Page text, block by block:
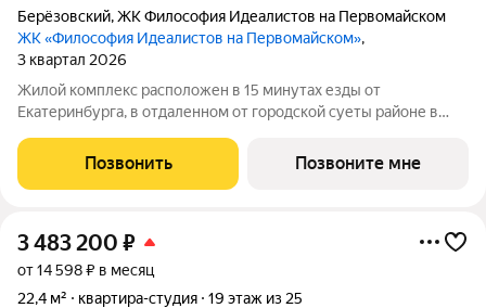
Берёзовский,ЖК Философия Идеалистов на Первомайском
ЖК «Философия Идеалистов на Первомайском»,
3 квартал 2026
Жилой комплекс расположен в 15 минутах езды от
Екатеринбурга, в отдаленном от городской суеты районе в
Кирпичные дома, гарантирующие хорошую звукоизоляцию и
высокое качество жилья для комфортной
Позвонить Позвоните мне
3 483 200 ₽
от 14 598 ₽ в месяц
22,4 м²
квартира-студия 19 этаж из 25